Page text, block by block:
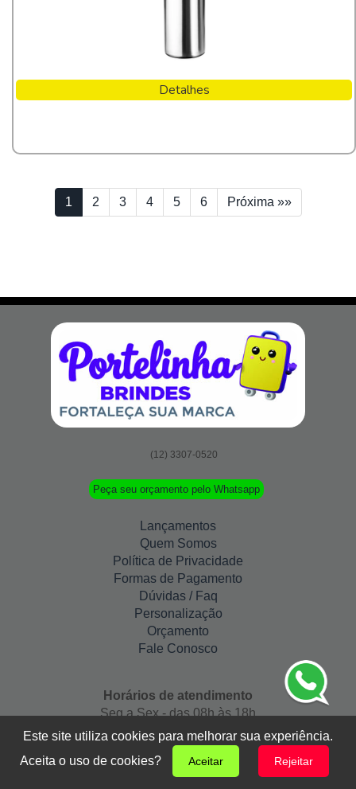
Detalhes
1 2 3 4 5 6 Próxima »»
(12) 3307-0520
Peça seu orçamento pelo Whatsapp
Lançamentos
Quem Somos
Política de Privacidade
Formas de Pagamento
Dúvidas / Faq
Personalização
Orçamento
Fale Conosco
Horários de atendimento
Seg a Sex - das 08h às 18h
(12) 3307-0520
(12) 3307-0520
Este site utiliza cookies para melhorar sua experiência.
Aceita o uso de cookies?
Aceitar Rejeitar